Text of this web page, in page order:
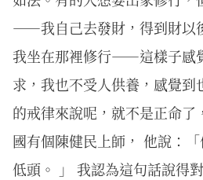
——我自己去發財，得到財以
我坐在那裡修行——這樣子感
求，我也不受人供養，感覺
的戒律來說呢，就不是正命了
國有個陳健民上師， 他說：
低頭。 」 我認為這句話說得